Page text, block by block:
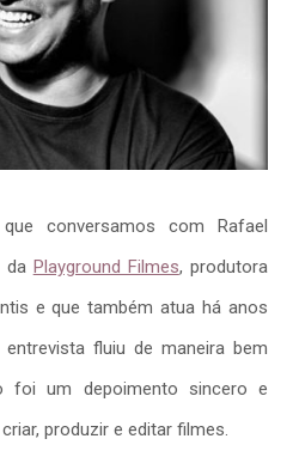
conversamos com Rafael
da Playground Filmes, produtora
e que também atua há anos
fluiu de maneira bem
foi um depoimento sincero e
produzir e editar filmes.